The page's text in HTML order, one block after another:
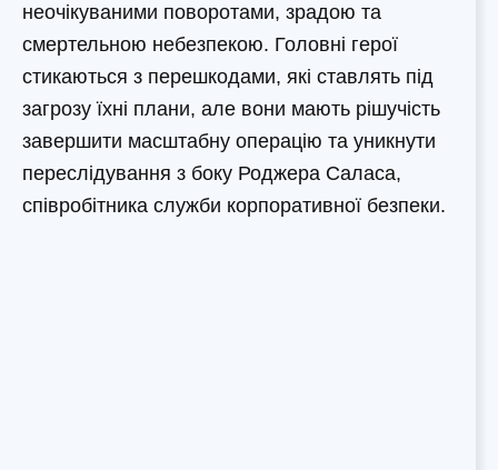
неочікуваними поворотами, зрадою та
смертельною небезпекою. Головні герої
стикаються з перешкодами, які ставлять під
загрозу їхні плани, але вони мають рішучість
завершити масштабну операцію та уникнути
переслідування з боку Роджера Саласа,
співробітника служби корпоративної безпеки.